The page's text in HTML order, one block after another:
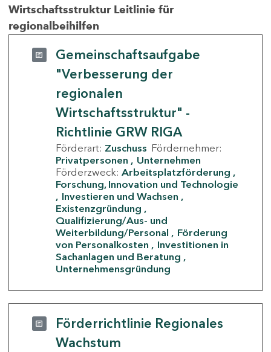
Wirtschaftsstruktur Leitlinie für
regionalbeihilfen
Gemeinschaftsaufgabe
"Verbesserung der
regionalen
Wirtschaftsstruktur" -
Richtlinie GRW RIGA
Förderart: Zuschuss Fördernehmer:
Privatpersonen
Unternehmen
Förderzweck: Arbeitsplatzförderung
Forschung, Innovation und Technologie
Investieren und Wachsen
Existenzgründung
Qualifizierung/Aus- und
Weiterbildung/Personal
Förderung
von Personalkosten
Investitionen in
Sachanlagen und Beratung
Unternehmensgründung
Förderrichtlinie Regionales
Wachstum